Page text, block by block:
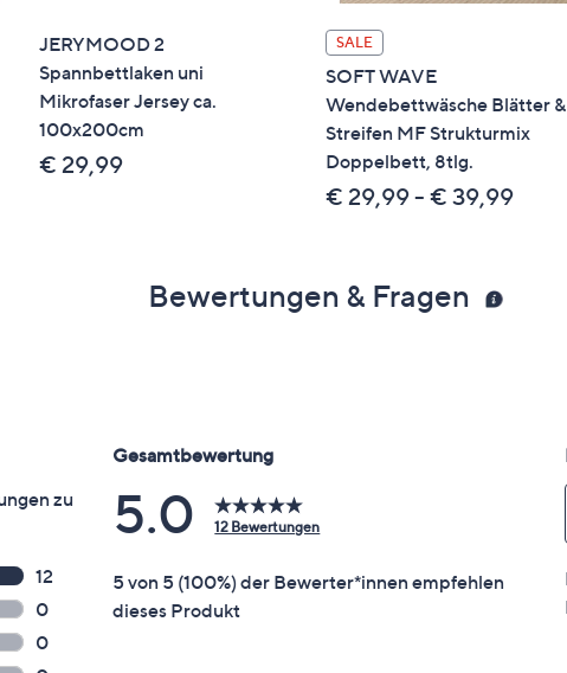
JERYMOOD 2
Spannbettlaken uni
Mikrofaser Jersey ca.
100x200cm
€ 29,99
SALE
SOFT WAVE
Wendebettwäsche Blätter &
Streifen MF Strukturmix
Doppelbett, 8tlg.
€ 29,99 - € 39,99
Bewertungen & Fragen